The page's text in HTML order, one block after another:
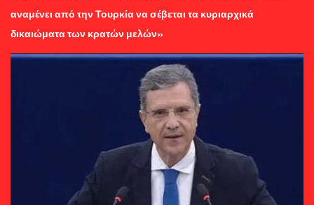
αναμένει από την Τουρκία να σέβεται τα κυριαρχικά
δικαιώματα των κρατών μελών»